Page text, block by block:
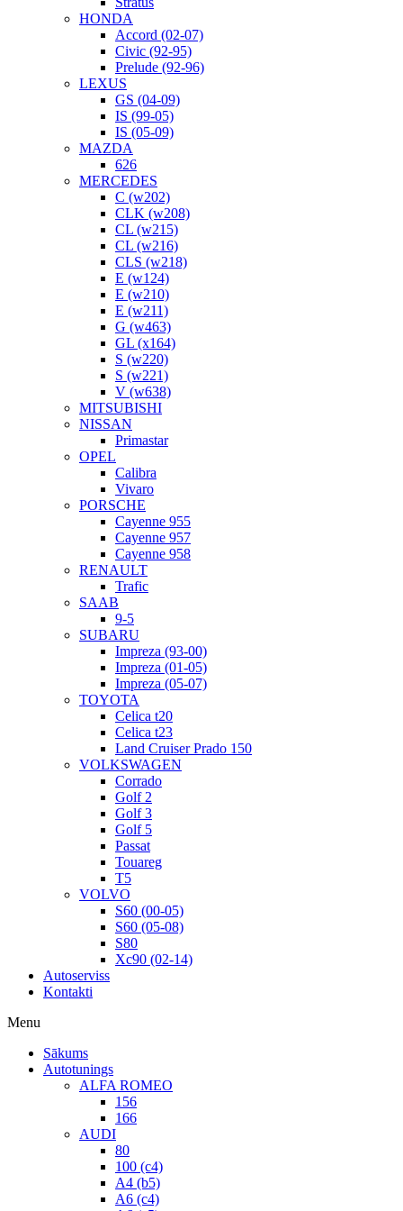
HONDA
Accord (02-07)
Civic (92-95)
Prelude (92-96)
LEXUS
GS (04-09)
IS (99-05)
IS (05-09)
MAZDA
626
MERCEDES
C (w202)
CLK (w208)
CL (w215)
CL (w216)
CLS (w218)
E (w124)
E (w210)
E (w211)
G (w463)
GL (x164)
S (w220)
S (w221)
V (w638)
MITSUBISHI
NISSAN
Primastar
OPEL
Calibra
Vivaro
PORSCHE
Cayenne 955
Cayenne 957
Cayenne 958
RENAULT
Trafic
SAAB
9-5
SUBARU
Impreza (93-00)
Impreza (01-05)
Impreza (05-07)
TOYOTA
Celica t20
Celica t23
Land Cruiser Prado 150
VOLKSWAGEN
Corrado
Golf 2
Golf 3
Golf 5
Passat
Touareg
T5
VOLVO
S60 (00-05)
S60 (05-08)
S80
Xc90 (02-14)
Autoserviss
Kontakti
Menu
Sākums
Autotunings
ALFA ROMEO
156
166
AUDI
80
100 (c4)
A4 (b5)
A6 (c4)